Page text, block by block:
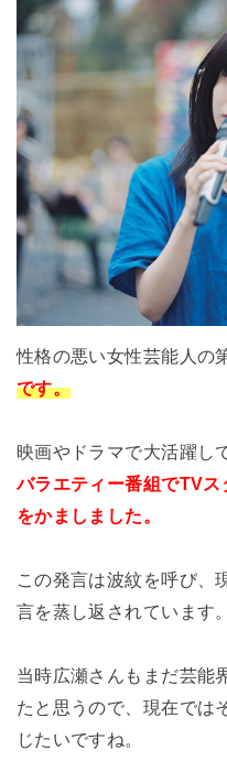
性格の悪い女性芸能人の
です。
映画やドラマで大活躍し
バラエティー番組でTV
をかましました。
この発言は波紋を呼び、
言を蒸し返されています。
当時広瀬さんもまだ芸能
たと思うので、現在では
じたいですね。